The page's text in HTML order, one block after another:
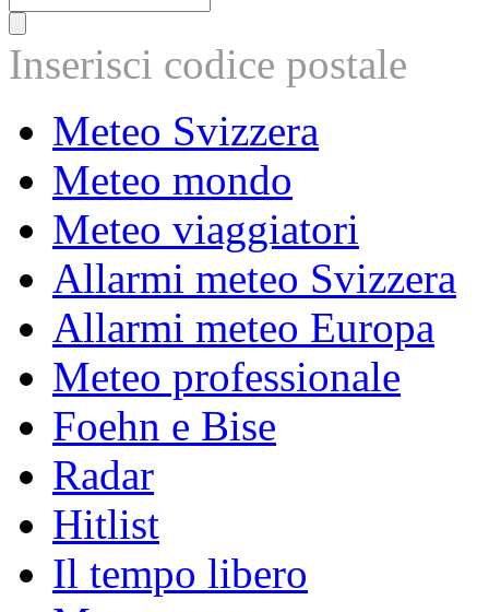
Inserisci codice postale
Meteo Svizzera
Meteo mondo
Meteo viaggiatori
Allarmi meteo Svizzera
Allarmi meteo Europa
Meteo professionale
Foehn e Bise
Radar
Hitlist
Il tempo libero